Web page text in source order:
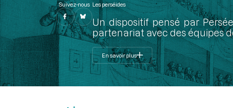
Suivez-nous Les perséides
Un dispositif pensé par
partenariat avec des équipes
En savoir plus